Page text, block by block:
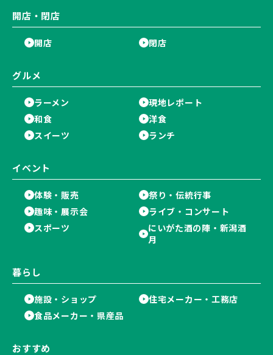
開店・閉店
開店 閉店
グルメ
ラーメン
現地レポート
和食
洋食
スイーツ
ランチ
イベント
体験・販売
祭り・伝統行事
趣味・展示会
ライブ・コンサート
スポーツ
にいがた酒の陣・新潟酒
月
暮らし
施設・ショップ
住宅メーカー・工務店
食品メーカー・県産品
おすすめ